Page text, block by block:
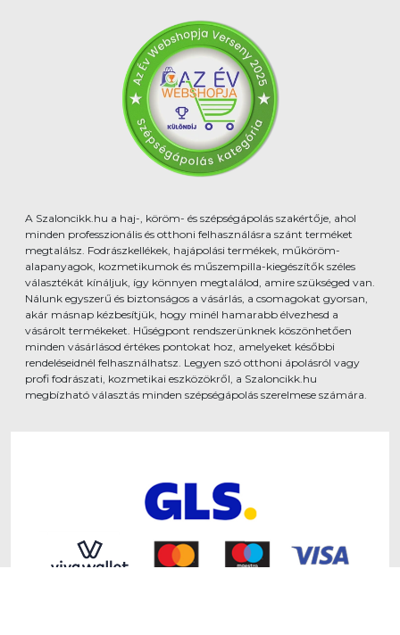
A Szaloncikk.hu a haj-, köröm- és szépségápolás szakértője, ahol
minden professzionális és otthoni felhasználásra szánt terméket
megtalálsz. Fodrászkellékek, hajápolási termékek, műköröm-
alapanyagok, kozmetikumok és műszempilla-kiegészítők széles
választékát kínáljuk, így könnyen megtalálod, amire szükséged van.
Nálunk egyszerű és biztonságos a vásárlás, a csomagokat gyorsan,
akár másnap kézbesítjük, hogy minél hamarabb élvezhesd a
vásárolt termékeket. Hűségpont rendszerünknek köszönhetően
minden vásárlásod értékes pontokat hoz, amelyeket későbbi
rendeléseidnél felhasználhatsz. Legyen szó otthoni ápolásról vagy
profi fodrászati, kozmetikai eszközökről, a Szaloncikk.hu
megbízható választás minden szépségápolás szerelmese számára.